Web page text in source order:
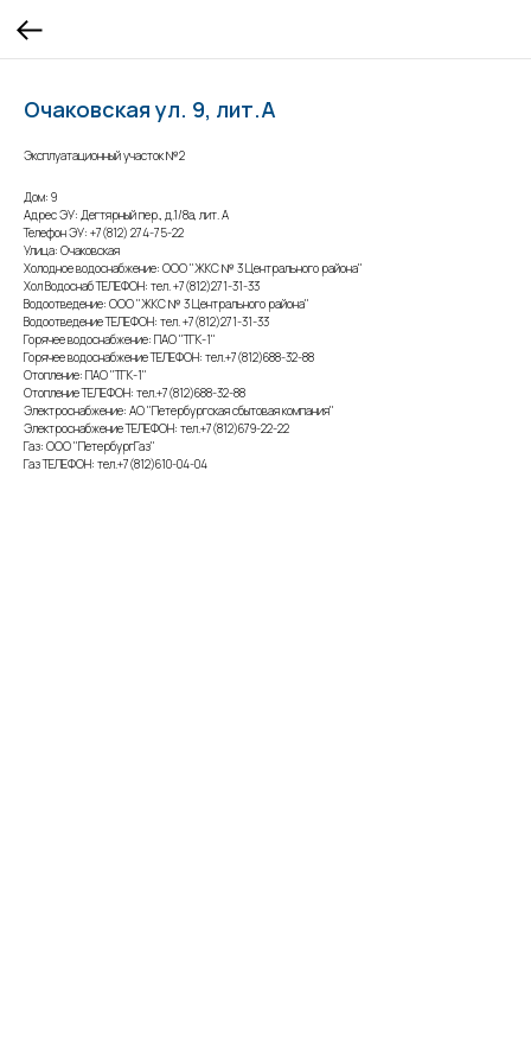
Очаковская ул. 9, лит.А
Эксплуатационный участок №2
Дом: 9
Адрес ЭУ: Дегтярный пер., д.1/8а, лит. А
Телефон ЭУ: +7(812) 274-75-22
Улица: Очаковская
Холодное водоснабжение: ООО "ЖКС № 3 Центрального района"
Хол Водоснаб ТЕЛЕФОН: тел. +7(812)271-31-33
Водоотведение: ООО "ЖКС № 3 Центрального района"
Водоотведение ТЕЛЕФОН: тел. +7(812)271-31-33
Горячее водоснабжение: ПАО "ТГК-1"
Горячее водоснабжение ТЕЛЕФОН: тел.+7(812)688-32-88
Отопление: ПАО "ТГК-1"
Отопление ТЕЛЕФОН: тел.+7(812)688-32-88
Электроснабжение: АО "Петербургская сбытовая компания"
Электроснабжение ТЕЛЕФОН: тел.+7(812)679-22-22
Газ: ООО "ПетербургГаз"
Газ ТЕЛЕФОН: тел.+7(812)610-04-04